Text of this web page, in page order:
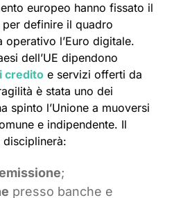
europeo hanno fissato il
definire il quadro
operativo l’Euro digitale.
dell’UE dipendono
credito e servizi offerti da
è stata uno dei
spinto l’Unione a muoversi
e indipendente. Il
;
presso banche e